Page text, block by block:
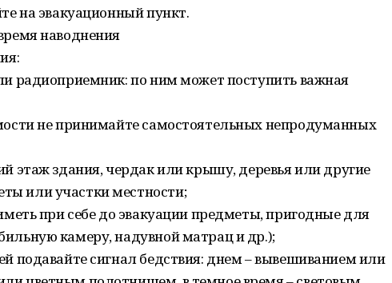
на эвакуационный пункт.
наводнения
радиоприемник: по ним может поступить важная
не принимайте самостоятельных непродуманных
этаж здания, чердак или крышу, деревья или другие
или участки местности;
при себе до эвакуации предметы, пригодные для
камеру, надувной матрац и др.);
подавайте сигнал бедствия: днем – вывешиванием или